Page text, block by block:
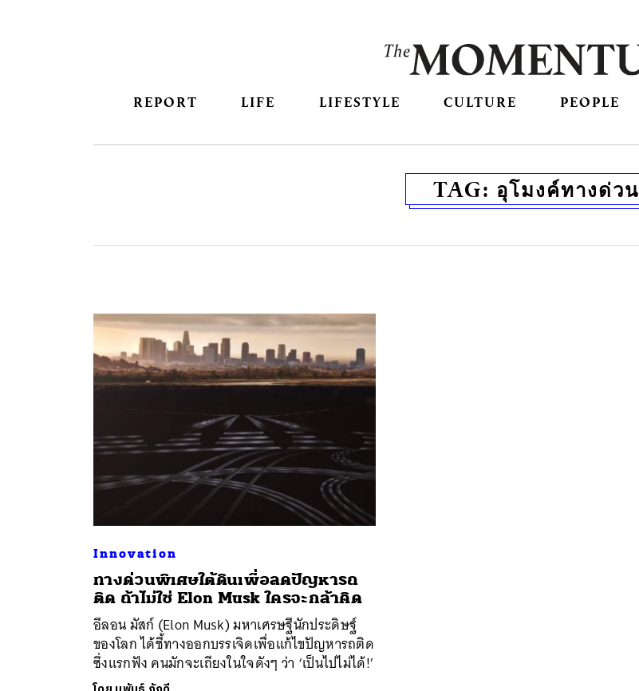
REPORT LIFE LIFESTYLE CULTURE PEOPLE
TAG: อุโมงค์ทางด่วน
Innovation
ทางด่วนพิเศษใต้ดินเพื่อลดปัญหารถ
ติด ถ้าไม่ใช่ Elon Musk ใครจะกล้าคิด
อีลอน มัสก์ (Elon Musk) มหาเศรษฐีนักประดิษฐ์
ของโลก ได้ชี้ทางออกบรรเจิดเพื่อแก้ไขปัญหารถติด
ซึ่งแรกฟัง คนมักจะเถียงในใจดังๆ ว่า ‘เป็นไปไม่ได้!’